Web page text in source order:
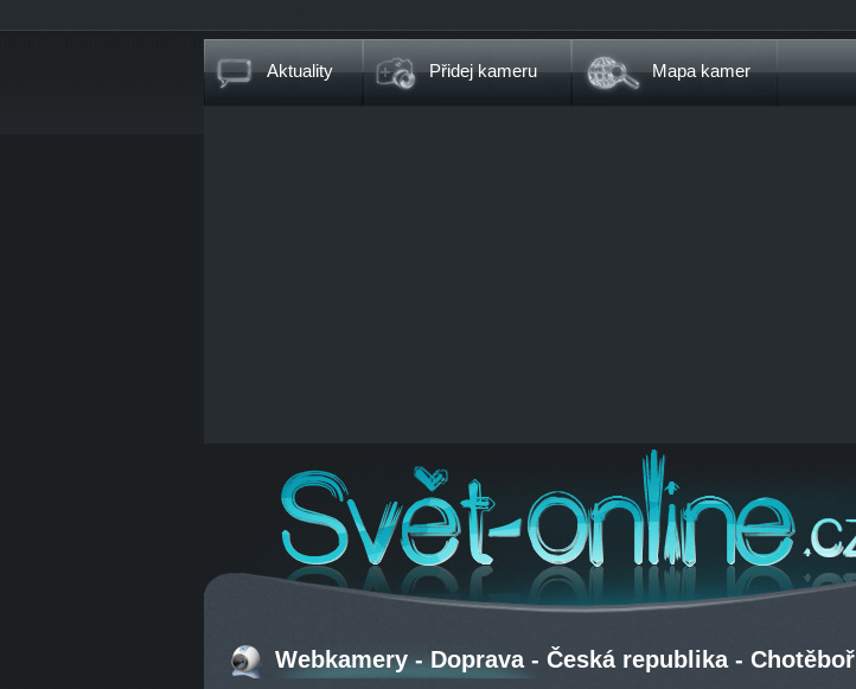
Aktuality Přidej kameru Mapa kamer
Webkamery - Doprava - Česká republika - Chotěboř